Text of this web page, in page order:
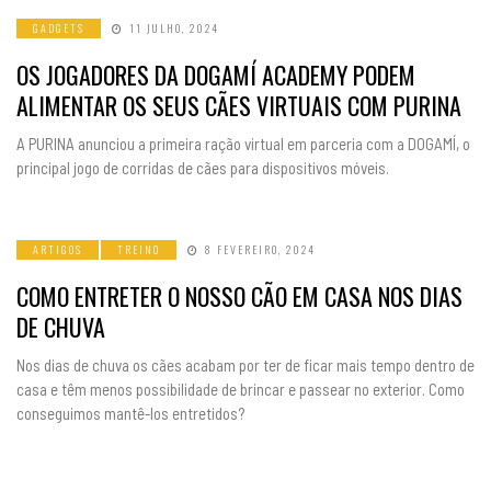
GADGETS 11 JULHO, 2024
OS JOGADORES DA DOGAMÍ ACADEMY PODEM
ALIMENTAR OS SEUS CÃES VIRTUAIS COM PURINA
A PURINA anunciou a primeira ração virtual em parceria com a DOGAMÍ, o
principal jogo de corridas de cães para dispositivos móveis.
ARTIGOS TREINO 8 FEVEREIRO, 2024
COMO ENTRETER O NOSSO CÃO EM CASA NOS DIAS
DE CHUVA
Nos dias de chuva os cães acabam por ter de ficar mais tempo dentro de
casa e têm menos possibilidade de brincar e passear no exterior. Como
conseguimos mantê-los entretidos?